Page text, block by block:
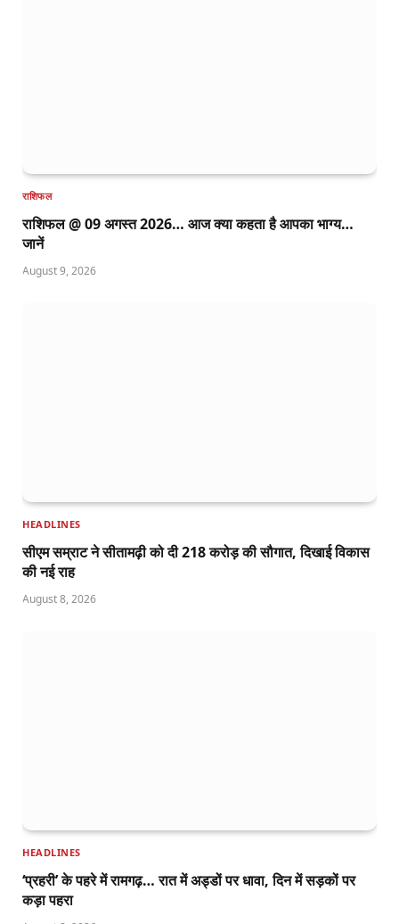
राशिफल
राशिफल @ 09 अगस्त 2026… आज क्या कहता है आपका भाग्य…
जानें
August 9, 2026
HEADLINES
सीएम सम्राट ने सीतामढ़ी को दी 218 करोड़ की सौगात, दिखाई विकास
की नई राह
August 8, 2026
HEADLINES
‘प्रहरी’ के पहरे में रामगढ़… रात में अड्डों पर धावा, दिन में सड़कों पर
कड़ा पहरा